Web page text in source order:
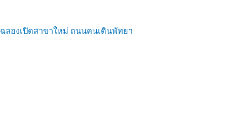
ฉลองเปิดสาขาใหม่ ถนนคนเดินพัทยา